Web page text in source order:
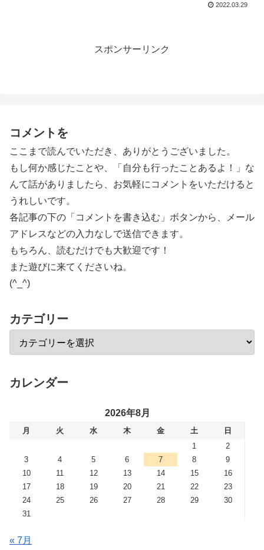
2022.03.29
スポンサーリンク
コメントを
ここまで読んでいただき、ありがとうございました。
もし何か感じたことや、「自分も行ったことあるよ！」な
んて話がありましたら、お気軽にコメントをいただけると
うれしいです。
各記事の下の「コメントを書き込む」ボタンから、メール
アドレスなどの入力なしで送信できます。
もちろん、読むだけでも大歓迎です！
また遊びに来てくださいね。
(^_^)
カテゴリー
カレンダー
2026年8月
月 火 水 木 金 土
日
1
2
3
4 5 6 7 8
9
10
11 12 13 14 15
16
17
18 19 20 21 22
23
24
25 26 27 28 29
30
31
« 7月